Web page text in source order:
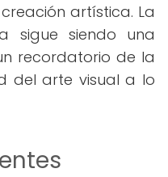
artística. La
sigue siendo una
recordatorio de la
del arte visual a lo